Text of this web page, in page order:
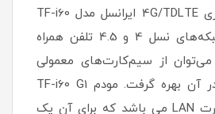
است. مودم رومیزی 4G/TDLTE ایرانسل مدل TF-i60
G1 می‌تواند از شبکه‌های نسل 4 و 4.5 تلفن همراه
از سیم‌کارت‌های معمولی
(FD) و TD-LTE در آن بهره گرفت. مودم TF-i60 G1
دارای تنها یک پورت LAN می باشد که برای آن یک